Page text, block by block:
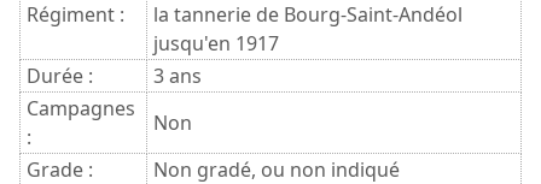
Régiment :
la tannerie de Bourg-Saint-Andéol
jusqu'en 1917
Durée :
3 ans
Campagnes
:
Non
Grade :
Non gradé, ou non indiqué